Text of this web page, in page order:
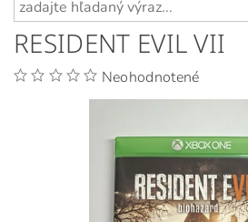
RESIDENT EVIL VII
Neohodnotené